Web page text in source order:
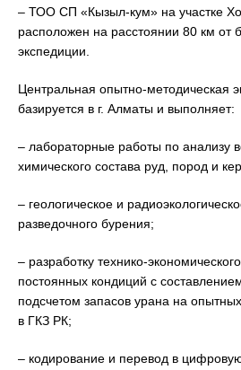
– ТОО СП «Кызыл-кум» на участке
расположен на расстоянии 80 км от
экспедиции.
Центральная опытно-методическая
базируется в г. Алматы и выполняет:
– лабораторные работы по анализу
химического состава руд, пород и
– геологическое и
разведочного бурения;
– разработку технико-
постоянных кондиций с
подсчетом запасов урана на
в ГКЗ РК;
– кодирование и перевод в